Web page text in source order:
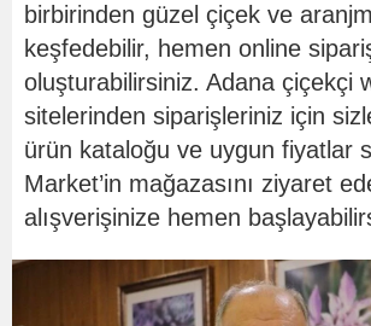
birbirinden güzel çiçek ve
keşfedebilir, hemen online
oluşturabilirsiniz. Adana çiçekçi
sitelerinden siparişleriniz için
ürün kataloğu ve uygun fiyatlar
Market’in mağazasını ziyaret
alışverişinize hemen